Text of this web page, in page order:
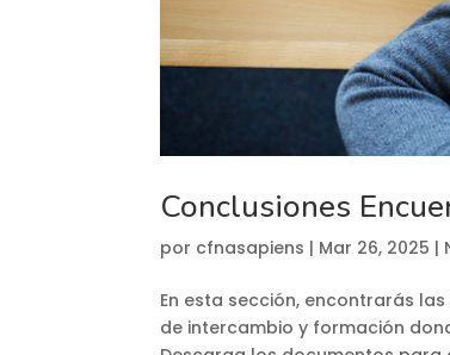
Conclusiones
por cfnasapiens | Mar 26, 2025 |
En esta sección, encontrarás
de intercambio y formación